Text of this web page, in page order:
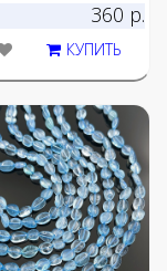
360 р.
КУПИТЬ